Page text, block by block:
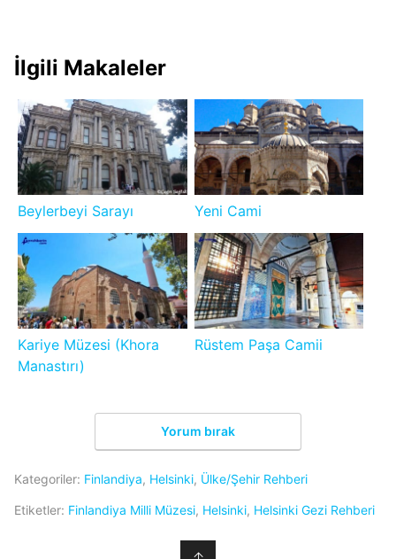
İlgili Makaleler
Beylerbeyi Sarayı Yeni Cami
Kariye Müzesi (Khora
Manastırı)
Rüstem Paşa Camii
Yorum bırak
Kategoriler: Finlandiya, Helsinki, Ülke/Şehir Rehberi
Etiketler: Finlandiya Milli Müzesi, Helsinki, Helsinki Gezi Rehberi